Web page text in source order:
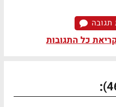
כל התגובות
: